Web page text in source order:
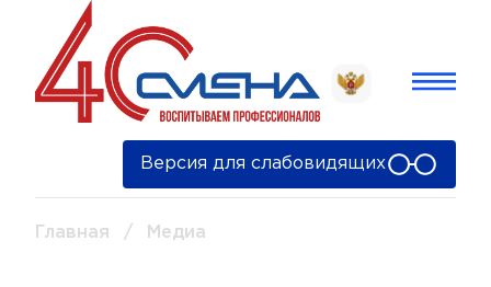
Версия для слабовидящих
Главная / Медиа